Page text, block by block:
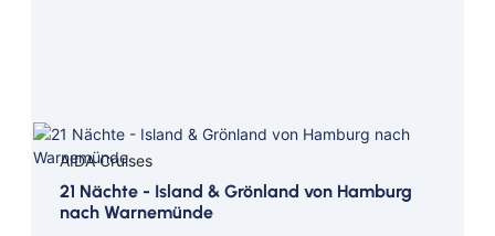
AIDA Cruises
21 Nächte - Island & Grönland von Hamburg
nach Warnemünde